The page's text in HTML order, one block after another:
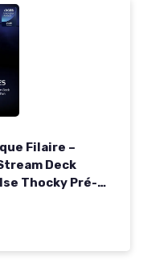
Filaire –
Deck
Thocky Pré-